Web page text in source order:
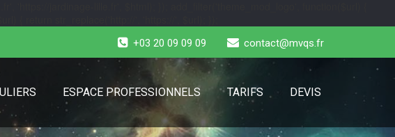
+03 20 09 09 09 contact@mvqs.fr
ESPACE PROFESSIONNELS TARIFS DEVIS